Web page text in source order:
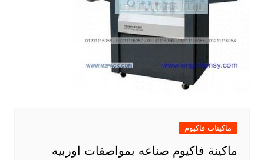
ماكينات فاكيوم
ماكينة فاكيوم صناعه بمواصفات اوربيه